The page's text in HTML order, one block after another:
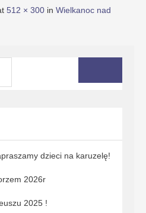
512 × 300 in Wielkanoc nad
dzieci na karuzelę!
2026r
2025 !